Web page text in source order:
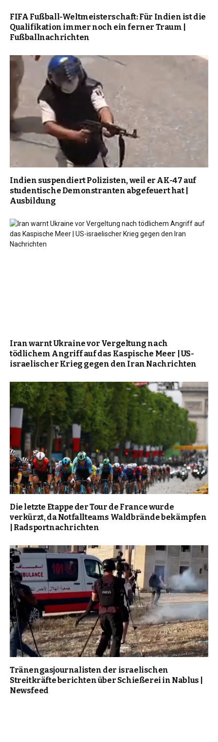
FIFA Fußball-Weltmeisterschaft: Für Indien ist die
Qualifikation immer noch ein ferner Traum |
Fußballnachrichten
Indien suspendiert Polizisten, weil er AK-47 auf
studentische Demonstranten abgefeuert hat |
Ausbildung
Iran warnt Ukraine vor Vergeltung nach
tödlichem Angriff auf das Kaspische Meer | US-
israelischer Krieg gegen den Iran Nachrichten
Die letzte Etappe der Tour de France wurde
verkürzt, da Notfallteams Waldbrände bekämpfen
| Radsportnachrichten
Tränengasjournalisten der israelischen
Streitkräfte berichten über Schießerei in Nablus |
Newsfeed